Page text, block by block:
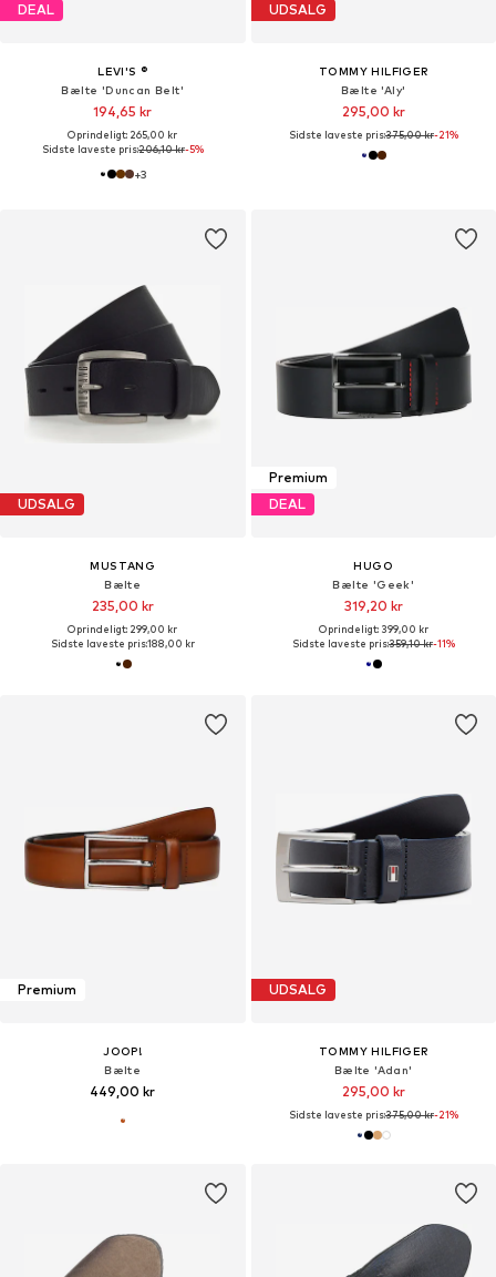
DEAL
LEVI'S ®
Bælte 'Duncan Belt'
194,65 kr
Oprindeligt: 265,00 kr
Sidste laveste pris:206,10 kr-5%
+3
UDSALG
TOMMY HILFIGER
Bælte 'Aly'
295,00 kr
Sidste laveste pris:375,00 kr-21%
UDSALG
MUSTANG
Bælte
235,00 kr
Oprindeligt: 299,00 kr
Sidste laveste pris:188,00 kr
Premium
DEAL
HUGO
Bælte 'Geek'
319,20 kr
Oprindeligt: 399,00 kr
Sidste laveste pris:359,10 kr-11%
Premium
JOOP!
Bælte
449,00 kr
UDSALG
TOMMY HILFIGER
Bælte 'Adan'
295,00 kr
Sidste laveste pris:375,00 kr-21%